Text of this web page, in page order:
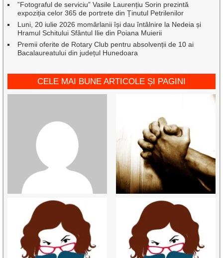
”Fotograful de serviciu” Vasile Laurențiu Sorin prezintă
expoziția celor 365 de portrete din Ținutul Petrilenilor
Luni, 20 iulie 2026 momârlanii își dau întâlnire la Nedeia și
Hramul Schitului Sfântul Ilie din Poiana Muierii
Premii oferite de Rotary Club pentru absolvenții de 10 ai
Bacalaureatului din județul Hunedoara
CELE MAI BUNE ARTICOLE ȘI PAGINI